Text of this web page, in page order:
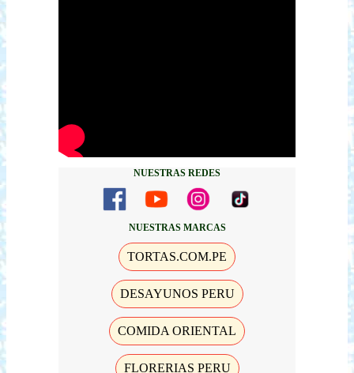
NUESTRAS REDES
NUESTRAS MARCAS
TORTAS.COM.PE
DESAYUNOS PERU
COMIDA ORIENTAL
FLORERIAS PERU